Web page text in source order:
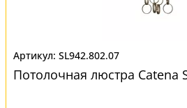
SL942.802.07
Потолочная люстра Catena